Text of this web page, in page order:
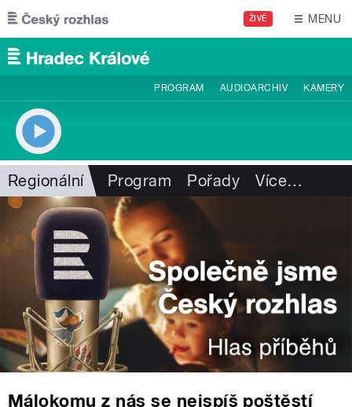
Přejít k hlavnímu obsahu
ŽIVĚ MENU
PROGRAM AUDIOARCHIV KAMERY
Regionální Program Pořady Více…
Málokomu z nás se nejspíš poštěstí